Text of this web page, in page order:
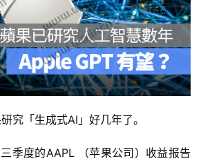
究「生成式AI」好几年了。
季度的AAPL （苹果公司）收益报告